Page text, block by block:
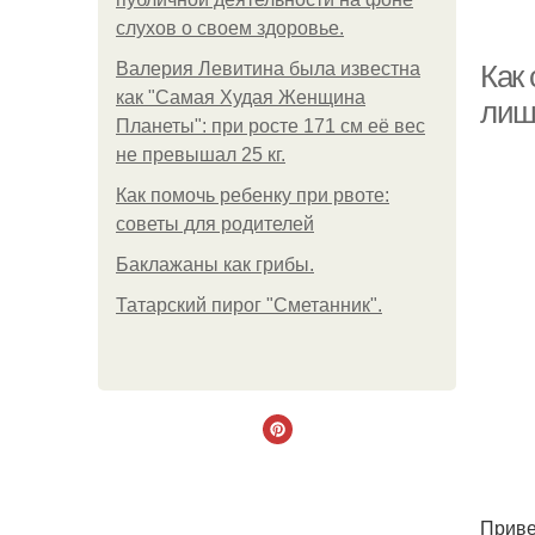
слухов о своем здоровье.
Валерия Левитина была известна
как "Самая Худая Женщина
Планеты": при росте 171 см её вес
не превышал 25 кг.
Как помочь ребенку при рвоте:
советы для родителей
Баклажаны как грибы.
Татарский пирог "Сметанник".
Как